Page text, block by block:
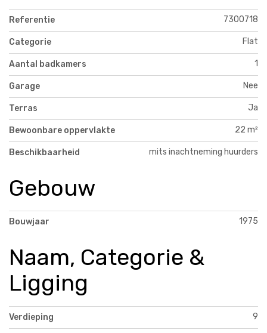
Referentie 7300718
Categorie Flat
Aantal badkamers 1
Garage Nee
Terras Ja
Bewoonbare oppervlakte 22 m²
Beschikbaarheid mits inachtneming huurders
Gebouw
Bouwjaar 1975
Naam, Categorie &
Ligging
Verdieping 9